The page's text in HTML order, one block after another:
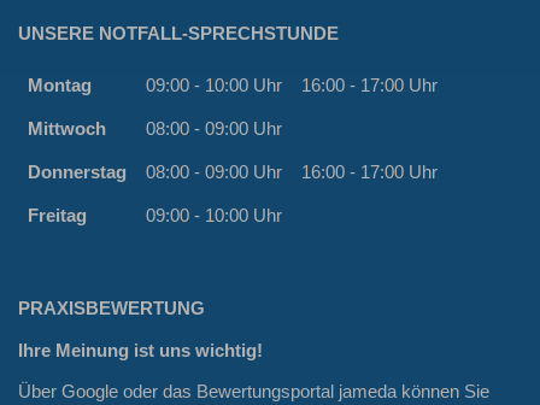
UNSERE NOTFALL-SPRECHSTUNDE
Montag 09:00 - 10:00 Uhr 16:00 - 17:00 Uhr
Mittwoch 08:00 - 09:00 Uhr
Donnerstag 08:00 - 09:00 Uhr 16:00 - 17:00 Uhr
Freitag 09:00 - 10:00 Uhr
PRAXISBEWERTUNG
Ihre Meinung ist uns wichtig!
Über Google oder das Bewertungsportal jamedakönnen Sie